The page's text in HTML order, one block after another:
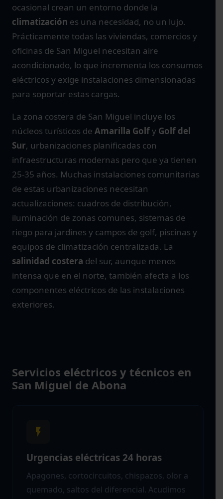
ocasional crean un entorno donde la
climatización es una necesidad, no un lujo.
Prácticamente todas las viviendas, comercios y
oficinas de San Miguel necesitan aire
acondicionado, lo que incrementa los consumos
eléctricos y exige instalaciones dimensionadas
para soportar estas cargas.
La zona costera de San Miguel incluye los
núcleos turísticos de Amarilla Golfy Golf del
Sur, urbanizaciones planificadas con
infraestructuras modernas pero que ya tienen
25-35 años. Muchas instalaciones comunitarias
de estas urbanizaciones necesitan
actualizaciones: cuadros de distribución,
iluminación de zonas comunes, sistemas de
riego para jardines y campos de golf, piscinas y
equipos de climatización centralizada. La
salinidad costera del sur, aunque menos
intensa que en el norte, también afecta a los
componentes eléctricos de las instalaciones
exteriores.
Servicios eléctricos y técnicos en
San Miguel de Abona
Urgencias eléctricas 24 horas
Apagones, cortocircuitos, chispazos, olor a
quemado, saltos del diferencial. Acudimos